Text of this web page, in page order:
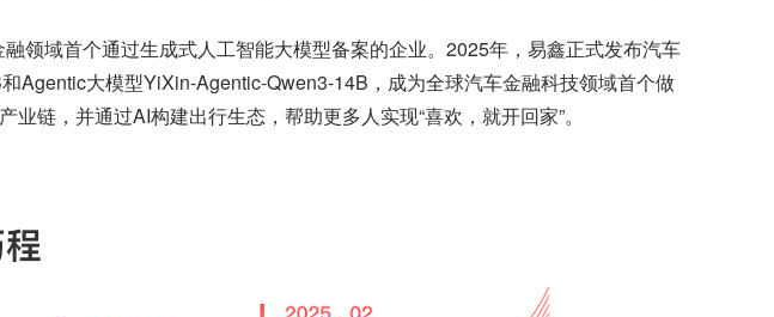
领域首个通过生成式人工智能大模型备案的企业。2025年，易鑫正式发布汽车
Agentic大模型YiXin-Agentic-Qwen3-14B，成为全球汽车金融科技领域首个做
链，并通过AI构建出行生态，帮助更多人实现“喜欢，就开回家”。